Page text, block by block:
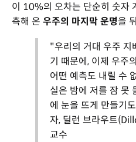
이 10%의 오차는 단순히 숫자
측해 온 우주의 마지막 운명을
"우리의 거대 우주 지
기 때문에, 이제 우주
어떤 예측도 내릴 수
실은 밤에 저를 잠 못
에 눈을 뜨게 만들기
자, 딜런 브라우트
교수